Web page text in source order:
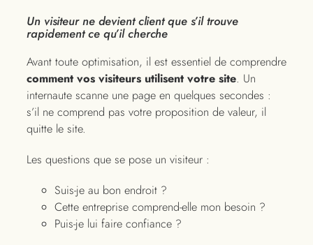
Un visiteur ne devient client que s’il trouve
rapidement ce qu’il cherche
Avant toute optimisation, il est essentiel de comprendre
comment vos visiteurs utilisent votre site. Un
internaute scanne une page en quelques secondes :
s’il ne comprend pas votre proposition de valeur, il
quitte le site.
Les questions que se pose un visiteur :
Suis-je au bon endroit ?
Cette entreprise comprend-elle mon besoin ?
Puis-je lui faire confiance ?